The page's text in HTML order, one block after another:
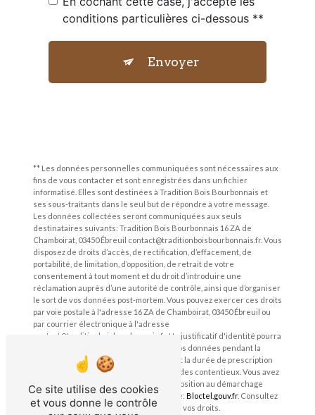
conditions particulières ci-dessous **
Envoyer
** Les données personnelles communiquées sont nécessaires aux
fins de vous contacter et sont enregistrées dans un fichier
informatisé. Elles sont destinées à Tradition Bois Bourbonnais et
ses sous-traitants dans le seul but de répondre à votre message.
Les données collectées seront communiquées aux seuls
destinataires suivants: Tradition Bois Bourbonnais 16 ZA de
Chamboirat, 03450 Ébreuil contact@traditionboisbourbonnais.fr. Vous
disposez de droits d’accès, de rectification, d’effacement, de
portabilité, de limitation, d’opposition, de retrait de votre
consentement à tout moment et du droit d’introduire une
réclamation auprès d’une autorité de contrôle, ainsi que d’organiser
le sort de vos données post-mortem. Vous pouvez exercer ces droits
par voie postale à l'adresse 16 ZA de Chamboirat, 03450 Ébreuil ou
par courrier électronique à l'adresse
contact@traditionboisbourbonnais.fr. Un justificatif d'identité pourra
vous être demandé. Nous conservons vos données pendant la
période de prise de contact puis pendant la durée de prescription
légale aux fins probatoires et de gestion des contentieux. Vous avez
le droit de vous inscrire sur la liste d'opposition au démarchage
téléphonique, disponible à cette adresse:
Bloctel.gouv.fr. Consultez
le site cnil.fr pour plus d’informations sur vos droits.
Ce site utilise des cookies
et vous donne le contrôle